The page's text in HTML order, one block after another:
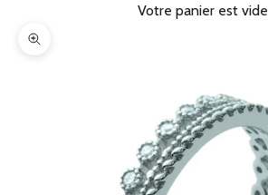
Votre panier est vide
Zoomer sur l'image